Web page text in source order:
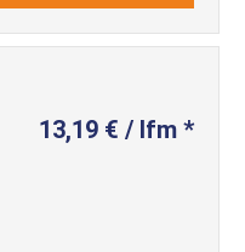
13,19 € / lfm *